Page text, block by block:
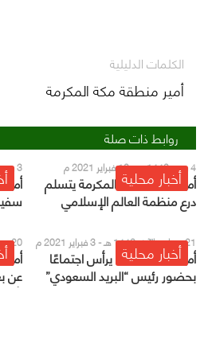
الكلمات الدليلية
أمير منطقة مكة المكرمة
روابط ذات صلة
أخبار محلية 4 رجب 1442 هـ - 16 فبراير 2021 م
أمير منطقة مكة المكرمة يتسلم
درع منظمة العالم الإسلامي
“الإيسسكو”
3 رجب 1442 هـ - 15 فبراير 2021 م
أخبار محلية21 جمادى الآخر 1442 هـ - 3 فبراير 2021 م
أمير مكة المكرمة يرأس اجتماعًا
بحضور رئيس “البريد السعودي”
20 جمادى الآخر 1442 هـ - 2 فبراير 2021 م